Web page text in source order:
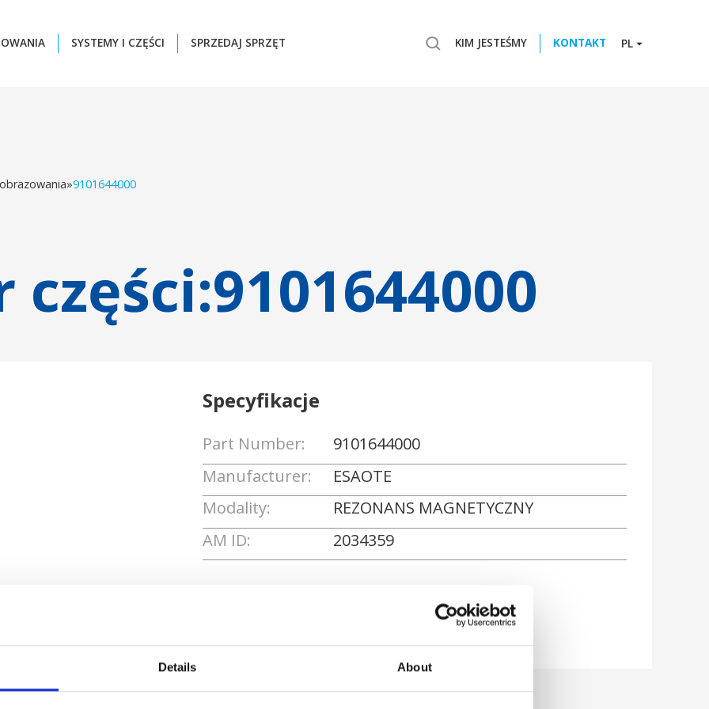
Details About
SYSTEMY I CZĘŚCI SPRZEDAJ SPRZĘT KIM JESTEŚMY KONTAKT PL
»9101644000
części:9101644000
Specyfikacje
Part Number:
9101644000
Manufacturer:
ESAOTE
Modality:
REZONANS MAGNETYCZNY
AM ID:
2034359